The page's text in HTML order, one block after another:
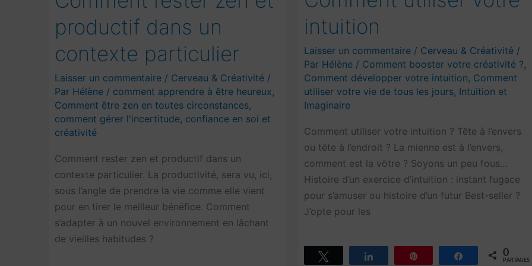
productif dans un
contexte particulier
Laisser un commentaire / Cerveau & Créativité /
Par Hélène / comment apprendre à être heureux,
Comment être zen en toutes circonstances,
comment gérer l'incertitude, confiance en soi et
créativité
Comment rester zen et productif dans un
contexte particulier. La productivité, sera vu, ici,
sous l’angle de prendre la vie comme elle vient
pour en tirer le meilleur bénéfice. Comment
s’adapter à un nouvel environnement en lâchant
de vieilles habitudes ?
intuition
Laisser un commentaire / Cerveau & Créativité /
Par Hélène / Comment booster votre créativité ?,
Comment développer votre intuition, Comment
utiliser votre vie de tous les jours, Intuition et
Imaginaire
Comment utiliser votre intuition ? Tête à l’envers
ou tête à l’endroit ? La mienne est à l’envers,
comment est la vôtre ? Soyons un peu fous…
Histoire d’un exercice d’intuition : instant fugace
pour s’amuser ou histoire d’un futur Best-seller ?
J’opte pour les
Tweetez Partagez Partagez 0
PARTAGES